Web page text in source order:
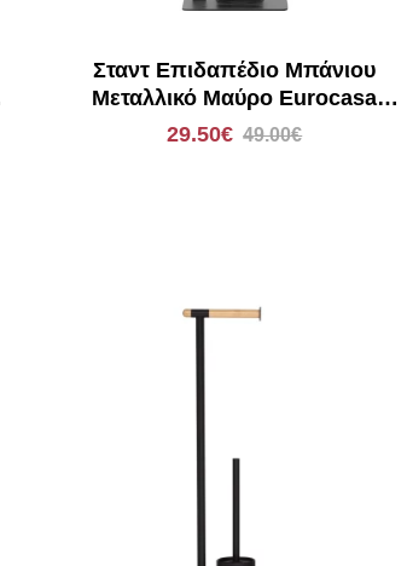
Σταντ Επιδαπέδιο Μπάνιου
Μεταλλικό Μαύρο Eurocasa
9124
29.50€ 49.00€